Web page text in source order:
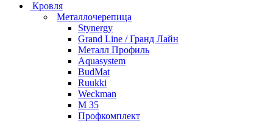
Кровля
Металлочерепица
Stynergy
Grand Line / Гранд Лайн
Металл Профиль
Aquasystem
BudMat
Ruukki
Weckman
М 35
Профкомплект